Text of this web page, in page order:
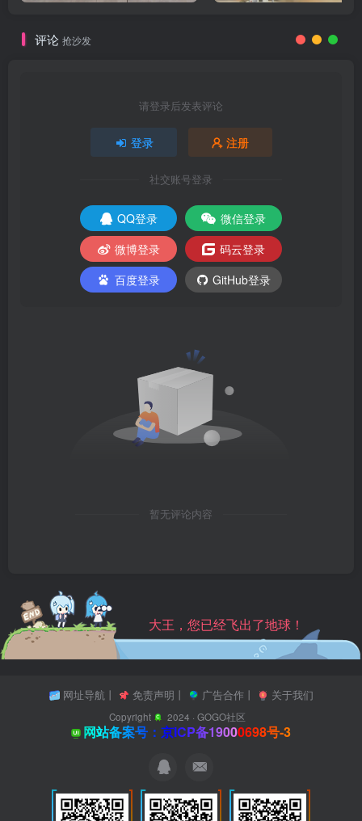
评论 抢沙发
请登录后发表评论
登录 注册
社交账号登录
QQ登录
微信登录
微博登录
码云登录
百度登录
GitHub登录
暂无评论内容
大王，您已经飞出了地球！
网址导航 丨 免责声明 丨 广告合作丨 关于我们
Copyright 2024 ·GOGO社区
网站备案号：京ICP备19000698号-3